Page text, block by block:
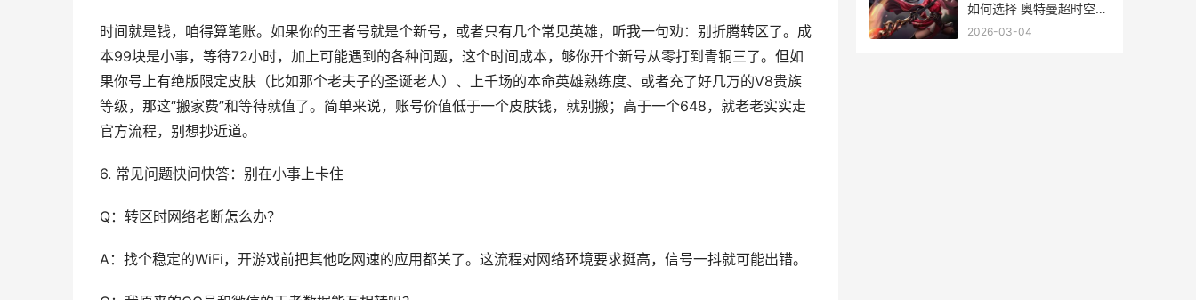
时间就是钱，咱得算笔账。如果你的王者号就是个新号，或者只有几个常见英雄，听我一句劝：别折腾转区了。成
本99块是小事，等待72小时，加上可能遇到的各种问题，这个时间成本，够你开个新号从零打到青铜三了。但如
果你号上有绝版限定皮肤（比如那个老夫子的圣诞老人）、上千场的本命英雄熟练度、或者充了好几万的V8贵族
等级，那这“搬家费”和等待就值了。简单来说，账号价值低于一个皮肤钱，就别搬；高于一个648，就老老实实走
官方流程，别想抄近道。
6. 常见问题快问快答：别在小事上卡住
Q：转区时网络老断怎么办？
A：找个稳定的WiFi，开游戏前把其他吃网速的应用都关了。这流程对网络环境要求挺高，信号一抖就可能出错。
如何选择 奥特曼超时空英
雄闪耀迪迦
2026-03-04